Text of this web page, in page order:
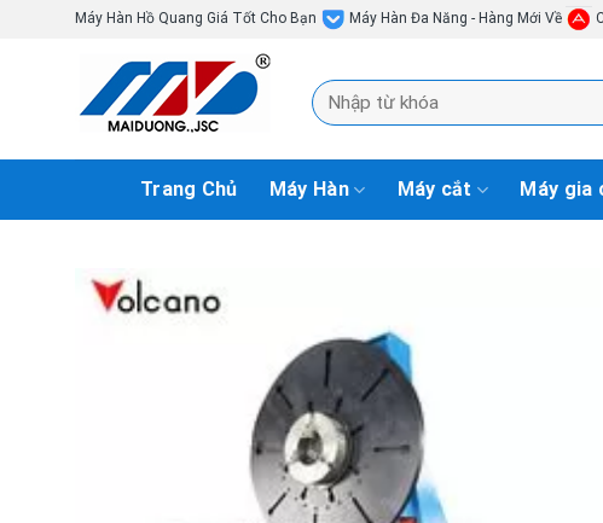
Máy Hàn Hồ Quang Giá Tốt Cho Bạn Máy Hàn Đa Năng - Hàng Mới Về
Tìm
kiếm:
Trang Chủ Máy Hàn Máy cắt Máy gia